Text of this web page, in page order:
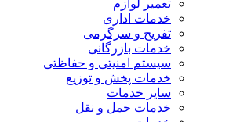
تعمیر لوازم
خدمات اداری
تفریح و سرگرمی
خدمات بازرگانی
سیستم امنیتی و حفاظتی
خدمات پخش و توزیع
سایر خدمات
خدمات حمل و نقل